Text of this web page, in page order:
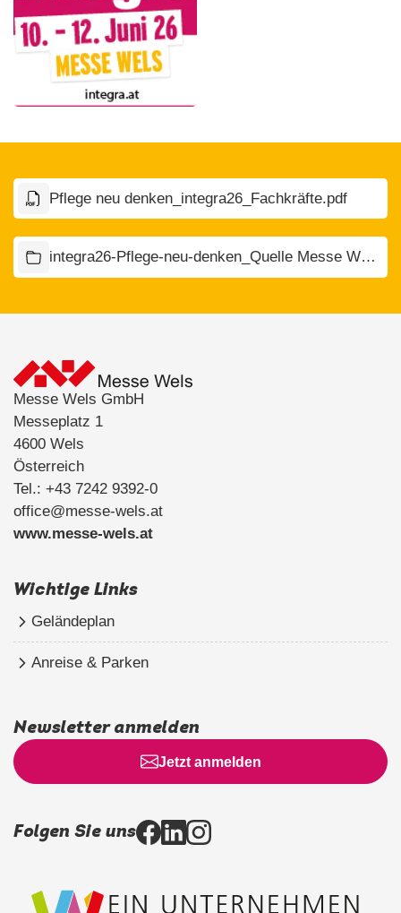
Pflege neu denken_integra26_Fachkräfte.pdf
integra26-Pflege-neu-denken_Quelle Messe Wels (2).zip
Messe Wels GmbH
Messeplatz 1
4600 Wels
Österreich
Tel.: +43 7242 9392-0
office@messe-wels.at
www.messe-wels.at
Wichtige Links
Geländeplan
Anreise & Parken
Newsletter anmelden
Jetzt anmelden
Folgen Sie uns